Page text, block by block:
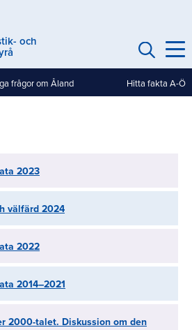
och
frågor om Åland Hitta fakta A-Ö
2023
välfärd 2024
2022
2014–2021
2000-talet. Diskussion om den